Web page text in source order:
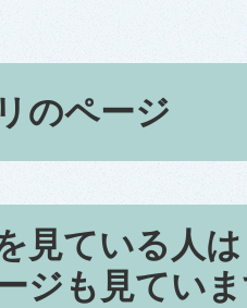
のページ
見ている人は
ジも見てい